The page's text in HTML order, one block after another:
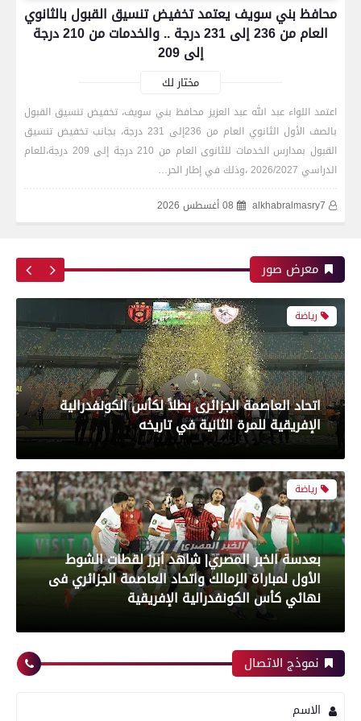
محافظ بني سويف يعتمد تخفيض تنسيق القبول بالثانوي
العام من 236 إلى 231 درجة .. والخدمات من 210 درجة
إلى 209
مختار لك
اعتمد اللواء عبد الله عبد العزيز محافظ بني سويف، تخفيض تنسيق القبول
بالصف الأول الثانوي العام من 236إلى 231 درجة، بجانب تخفيض تنسيق
القبول بمدارس الخدمات للثانوى العام من 210 درجة إلى 209 درجة،للعام
الدراسي 2026/2027 ،وذلك في إطار الحر…
alkhabralmasry7
08 أغسطس 2026
معرض صور
رياضة
اتحاد العاصمة الجزائرى بطلاً لكأس الكونفدرالية
الإفريقية للمرة الثانية في تاريخه
رياضة
بعدسة الخبر المصري| شاهد أبرز لقطات الشوط
الأول لمباراة الزمالك واتحاد العاصمة الجزائري فى
نهائي كأس الكونفدرالية الإفريقية
رياضة
بعدسة الخبر المصري| شاهد أبرز لقطات مباراة زد و
بيراميدز فى نهائى كأس مصر
رياضة
نموذج الاتصال
الاسم